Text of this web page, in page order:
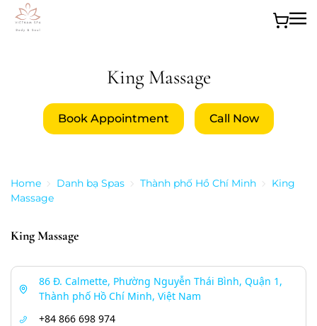
King Massage
Book Appointment Call Now
Home Danh bạ Spas Thành phố Hồ Chí Minh
King
Massage
King Massage
86 Đ. Calmette, Phường Nguyễn Thái Bình, Quận 1,
Thành phố Hồ Chí Minh, Việt Nam
+84 866 698 974